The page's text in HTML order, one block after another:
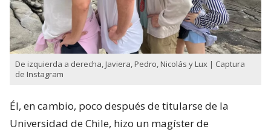
De izquierda a derecha, Javiera, Pedro, Nicolás y Lux | Captura
de Instagram
Él, en cambio, poco después de titularse de la
Universidad de Chile, hizo un magíster de